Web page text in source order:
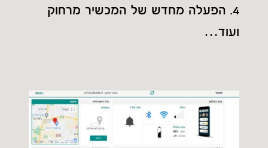
4. הפעלה מחדש של המכשיר מרחוק
ועוד…